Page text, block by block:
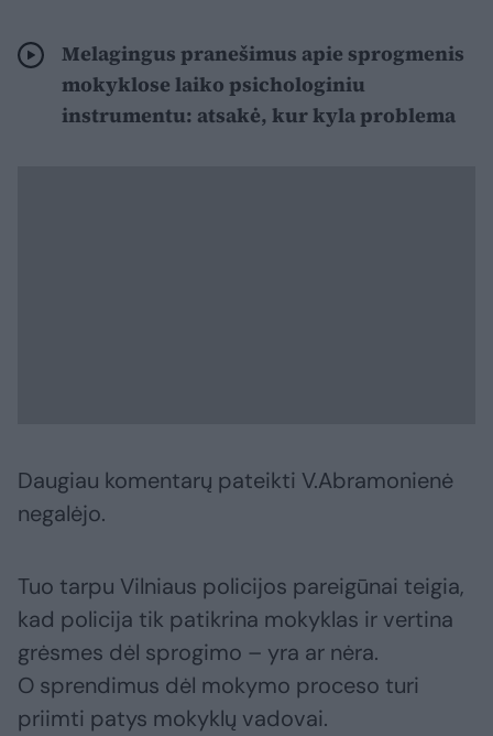
Melagingus pranešimus apie sprogmenis
mokyklose laiko psichologiniu
instrumentu: atsakė, kur kyla problema
Daugiau komentarų pateikti V.Abramonienė
negalėjo.
Tuo tarpu Vilniaus policijos pareigūnai teigia,
kad policija tik patikrina mokyklas ir vertina
grėsmes dėl sprogimo – yra ar nėra.
O sprendimus dėl mokymo proceso turi
priimti patys mokyklų vadovai.